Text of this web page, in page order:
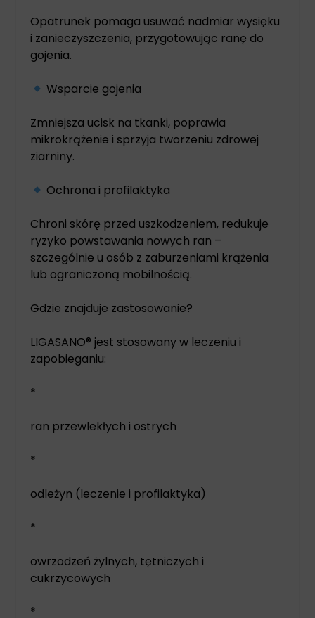
Opatrunek pomaga usuwać nadmiar wysięku
i zanieczyszczenia, przygotowując ranę do
gojenia.
Wsparcie gojenia
Zmniejsza ucisk na tkanki, poprawia
mikrokrążenie i sprzyja tworzeniu zdrowej
ziarniny.
Ochrona i profilaktyka
Chroni skórę przed uszkodzeniem, redukuje
ryzyko powstawania nowych ran –
szczególnie u osób z zaburzeniami krążenia
lub ograniczoną mobilnością.
Gdzie znajduje zastosowanie?
LIGASANO® jest stosowany w leczeniu i
zapobieganiu:
*
ran przewlekłych i ostrych
*
odleżyn (leczenie i profilaktyka)
*
owrzodzeń żylnych, tętniczych i
cukrzycowych
*